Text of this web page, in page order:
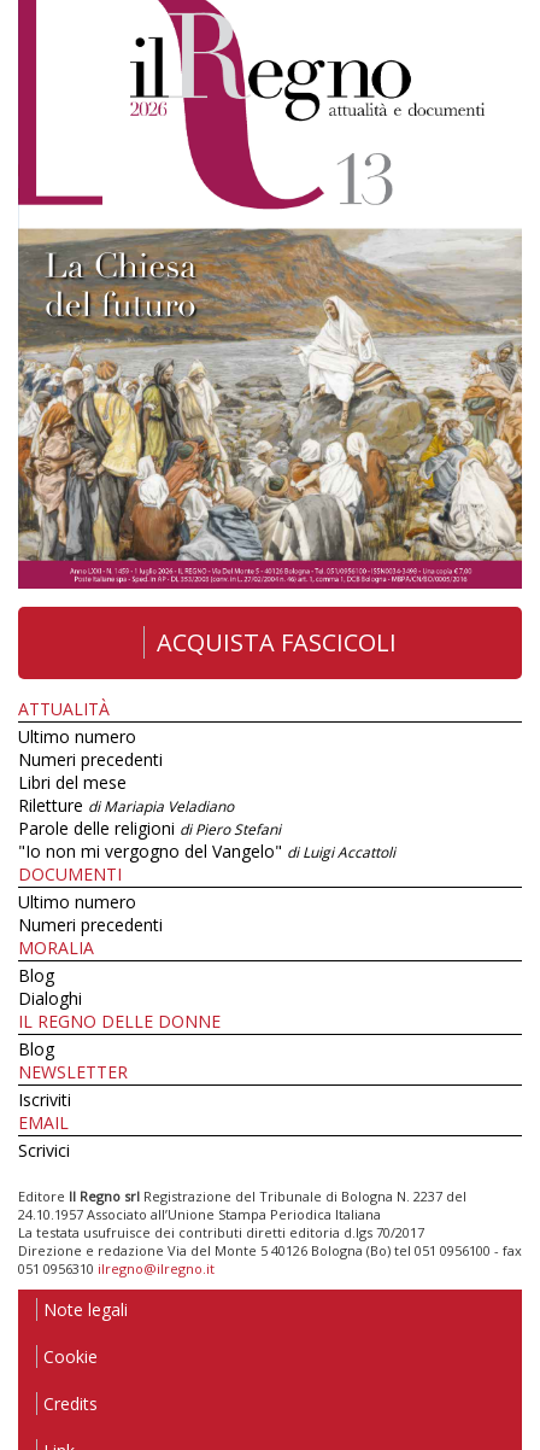
ACQUISTA FASCICOLI
ATTUALITÀ
Ultimo numero
Numeri precedenti
Libri del mese
Riletture di Mariapia Veladiano
Parole delle religioni di Piero Stefani
"Io non mi vergogno del Vangelo" di Luigi Accattoli
DOCUMENTI
Ultimo numero
Numeri precedenti
MORALIA
Blog
Dialoghi
IL REGNO DELLE DONNE
Blog
NEWSLETTER
Iscriviti
EMAIL
Scrivici
Editore Il Regno srl Registrazione del Tribunale di Bologna N. 2237 del
24.10.1957 Associato all’Unione Stampa Periodica Italiana
La testata usufruisce dei contributi diretti editoria d.lgs 70/2017
Direzione e redazione Via del Monte 5 40126 Bologna (Bo) tel 051 0956100 - fax
051 0956310 ilregno@ilregno.it
Note legali
Cookie
Credits